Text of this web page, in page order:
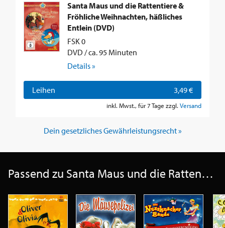
Santa Maus und die Rattentiere &
Fröhliche Weihnachten, häßliches
Entlein (DVD)
FSK 0
DVD / ca. 95 Minuten
Details »
Leihen 3,49 €
inkl. Mwst., für 7 Tage zzgl. Versand
Dein gesetzliches Gewährleistungsrecht »
Passend zu Santa Maus und die Rattentiere & Fröhliche Weihnachten, häßliches Entlein